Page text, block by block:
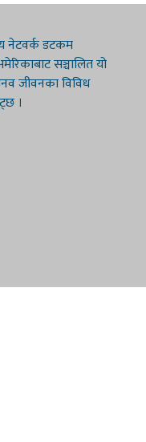
नेटवर्क डटकम
सञ्चालित यो
जीवनका विविध
।